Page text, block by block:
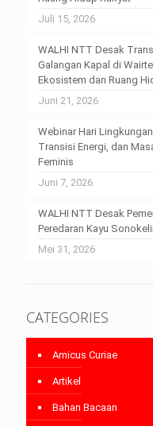
Juli 15, 2026
WALHI NTT Desak
Galangan Kapal di
Ekosistem dan Ruang
Juni 21, 2026
Webinar Hari
Transisi Energi, dan
Feminis
Juni 7, 2026
WALHI NTT Desak
Peredaran Kayu
Mei 31, 2026
CATEGORIES
Amicus Curiae
Artikel
Bahan Bacaan